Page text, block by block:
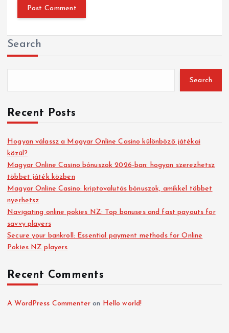
Search
Search
Recent Posts
Hogyan válassz a Magyar Online Casino különböző játékai
közül?
Magyar Online Casino bónuszok 2026-ban: hogyan szerezhetsz
többet játék közben
Magyar Online Casino: kriptovalutás bónuszok, amikkel többet
nyerhetsz
Navigating online pokies NZ: Top bonuses and fast payouts for
savvy players
Secure your bankroll: Essential payment methods for Online
Pokies NZ players
Recent Comments
A WordPress Commenter on Hello world!